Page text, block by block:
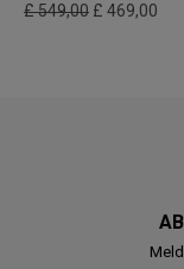
£ 549,00 £ 469,00